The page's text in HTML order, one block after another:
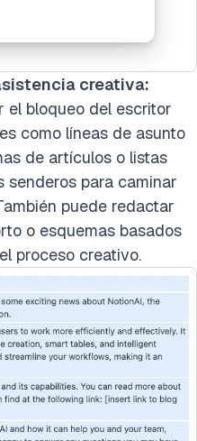
creativa:
el bloqueo del escritor
como líneas de asunto
de artículos o listas
senderos para caminar
puede redactar
o esquemas basados
proceso creativo.